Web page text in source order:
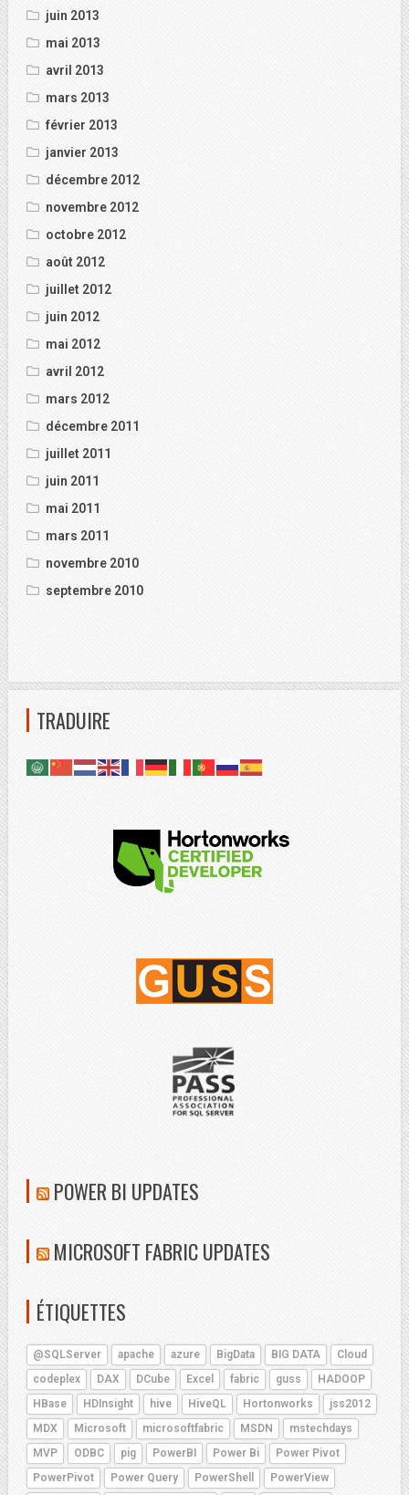
juin 2013
mai 2013
avril 2013
mars 2013
février 2013
janvier 2013
décembre 2012
novembre 2012
octobre 2012
août 2012
juillet 2012
juin 2012
mai 2012
avril 2012
mars 2012
décembre 2011
juillet 2011
juin 2011
mai 2011
mars 2011
novembre 2010
septembre 2010
TRADUIRE
POWER BI UPDATES
MICROSOFT FABRIC UPDATES
ÉTIQUETTES
@SQLServer apache azure BigData BIG DATA
Cloud
codeplex
DAX DCube Excel fabric guss
HADOOP
HBase
HDInsight hive HiveQL Hortonworks
jss2012
MDX
Microsoft microsoftfabric MSDN
mstechdays
MVP
ODBC pig PowerBI Power Bi
Power Pivot
PowerPivot
Power Query PowerShell PowerView